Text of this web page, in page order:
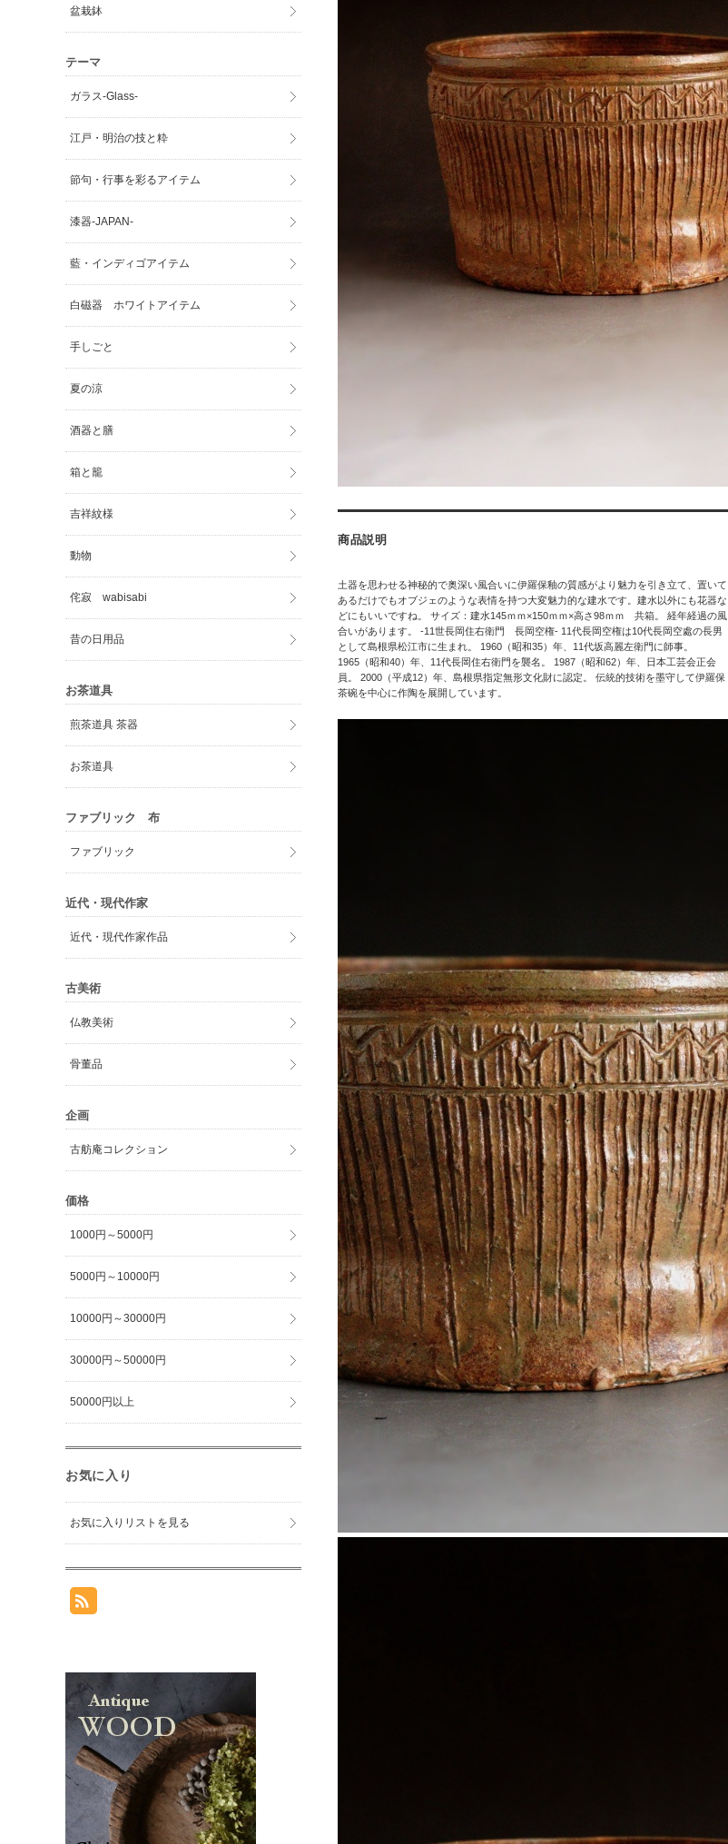
商品説明
土器を思わせる神秘的で奥深い風合いに伊羅保釉の質感がより魅力を引き立て、置いて
あるだけでもオブジェのような表情を持つ大変魅力的な建水です。建水以外にも花器な
どにもいいですね。 サイズ：建水145ｍｍ×150ｍｍ×高さ98ｍｍ 共箱。 経年経過の風
合いがあります。 -11世長岡住右衛門 長岡空権- 11代長岡空権は10代長岡空處の長男
として島根県松江市に生まれ。 1960（昭和35）年、11代坂高麗左衛門に師事。
1965（昭和40）年、11代長岡住右衛門を襲名。 1987（昭和62）年、日本工芸会正会
員。 2000（平成12）年、島根県指定無形文化財に認定。 伝統的技術を墨守して伊羅保
茶碗を中心に作陶を展開しています。
盆栽鉢
テーマ
ガラス-Glass-
江戸・明治の技と粋
節句・行事を彩るアイテム
漆器-JAPAN-
藍・インディゴアイテム
白磁器 ホワイトアイテム
手しごと
夏の涼
酒器と膳
箱と籠
吉祥紋様
動物
侘寂 wabisabi
昔の日用品
お茶道具
煎茶道具 茶器
お茶道具
ファブリック 布
ファブリック
近代・現代作家
近代・現代作家作品
古美術
仏教美術
骨董品
企画
古舫庵コレクション
価格
1000円～5000円
5000円～10000円
10000円～30000円
30000円～50000円
50000円以上
お気に入り
お気に入りリストを見る